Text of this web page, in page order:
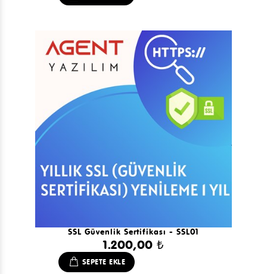
SSL Güvenlik Sertifikası - SSL01
1.200,00 ₺
SEPETE EKLE